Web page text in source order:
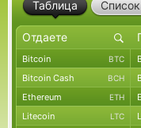
Таблица Список
Bitcoin BTC
Bitcoin Cash BCH
Ethereum ETH
Litecoin LTC